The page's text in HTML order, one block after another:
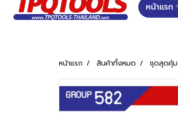
หน้าแรก
หน้าแรก สินค้าทั้งหมด ชุดสุดคุ้ม